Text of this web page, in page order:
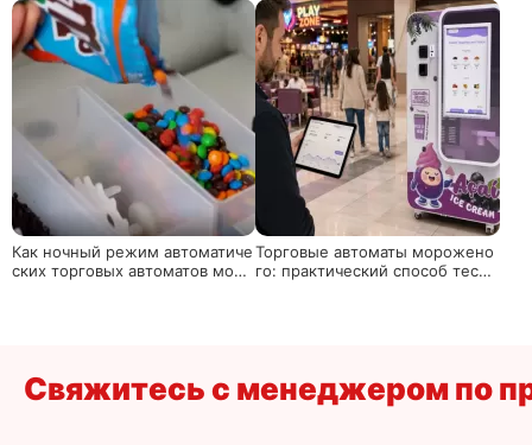
ины для вашего бизнеса
Как ночный режим автоматиче
ских торговых автоматов моро
Торговые автоматы морожено
го: практический способ тести
Свяжитесь с менеджером по